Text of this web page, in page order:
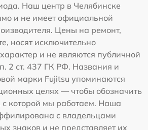
Наш центр в Челябинске
и не имеет официальной
Цены на ремонт,
носят исключительно
и не являются публичной
2 ст. 437 ГК РФ. Названия и
марки Fujitsu упоминаются
целях — чтобы обозначить
с которой мы работаем. Наша
с владельцами
знаков и не представляет их